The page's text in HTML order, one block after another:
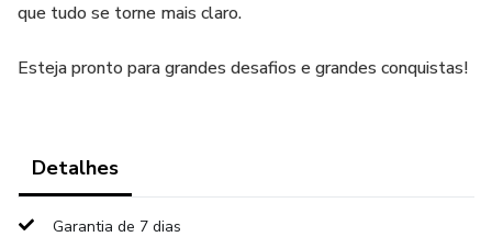
que tudo se torne mais claro.
Esteja pronto para grandes desafios e grandes conquistas!
Detalhes
Garantia de 7 dias